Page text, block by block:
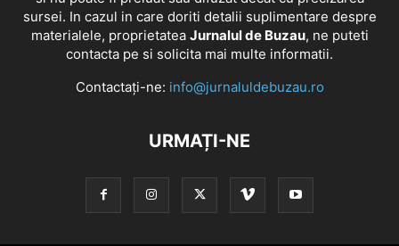
sursei. In cazul in care doriti detalii suplimentare despre
materialele, proprietatea Jurnalul de Buzau, ne puteti
contacta pe si solicita mai multe informatii.
Contactați-ne: info@jurnaluldebuzau.ro
URMAȚI-NE